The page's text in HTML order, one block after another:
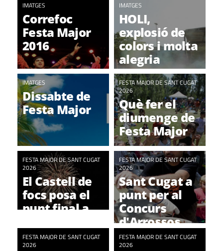
IMATGES
Correfoc
Festa Major
2016
IMATGES
HOLI,
explosió de
colors i molta
alegria
IMATGES
Dissabte de
Festa Major
FESTA MAJOR DE SANT CUGAT
2026
Què fer el
diumenge de
Festa Major
FESTA MAJOR DE SANT CUGAT
2026
El Castell de
focs posa el
punt final a
Festa Major
FESTA MAJOR DE SANT CUGAT
2026
Sant Cugat a
punt per al
Concurs
d'Arrossos
FESTA MAJOR DE SANT CUGAT
2026
FESTA MAJOR DE SANT CUGAT
2026